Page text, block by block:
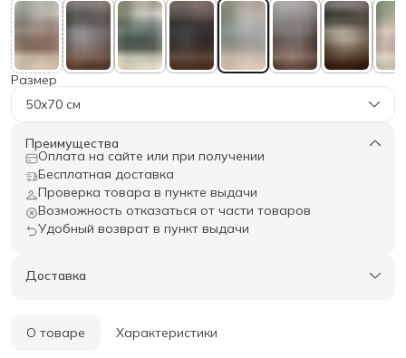
Размер
50х70 см
Преимущества
Оплата на сайте или при получении
Бесплатная доставка
Проверка товара в пункте выдачи
Возможность отказаться от части товаров
Удобный возврат в пункт выдачи
Доставка
О товаре Характеристики